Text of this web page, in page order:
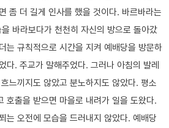
좀 더 길게 인사를 했을 것이다. 바르바라는
바라보다가 천천히 자신의 방으로 돌아갔
는 규칙적으로 시간을 지켜 예배당을 방문하
다. 주교가 말해주었다. 그러나 아침의 발레
느끼지도 않았고 분노하지도 않았다. 평소
호출을 받으면 마을로 내려가 일을 도왔다.
는 오전에 모습을 드러내지 않았다. 예배당